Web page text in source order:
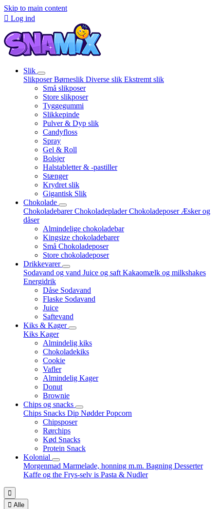
Skip to main content
 Log ind
Slik
SlikposerBørneslik Diverse slik Ekstremt slik
Små slikposer
Store slikposer
Tyggegummi
Slikkepinde
Pulver & Dyp slik
Candyfloss
Spray
Gel & Roll
Bolsjer
Halstabletter & -pastiller
Stænger
Krydret slik
Gigantisk Slik
Chokolade
ChokoladebarerChokoladepladerChokoladeposer Æsker og
dåser
Almindelige chokoladebar
Kingsize chokoladebarer
Små Chokoladeposer
Store chokoladeposer
Drikkevarer
Sodavand og vand Juice og saft Kakaomælk og milkshakes
Energidrik
Dåse Sodavand
Flaske Sodavand
Juice
Saftevand
Kiks & Kager
Kiks Kager
Almindelig kiks
Chokoladekiks
Cookie
Vafler
Almindelig Kager
Donut
Brownie
Chips og snacks
Chips Snacks Dip NødderPopcorn
Chipsposer
Rørchips
Kød Snacks
Protein Snack
Kolonial
Morgenmad Marmelade, honning m.m. Bagning Desserter
Kaffe og the Frys-selv is Pasta & Nudler

 Alle